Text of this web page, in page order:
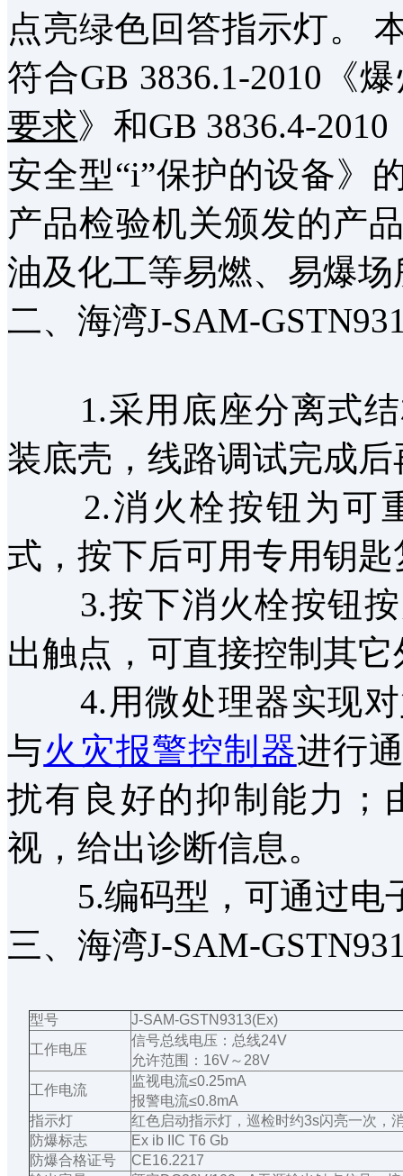
点亮绿色回答指示灯。
符合GB 3836.1-2010《
要求》和GB 3836.4-
安全型“i”保护的设备》
产品检验机关颁发的产
油及化工等易燃、易爆场
二、海湾J-SAM-
1.采用底座分离式结
装底壳，线路调试完成
2.消火栓按钮为可重
式，按下后可用专用钥匙
3.按下消火栓按钮按
出触点，可直接控制其
4.用微处理器实现对
与火灾报警控制器进行
扰有良好的抑制能力；
视，给出诊断信息。
5.编码型，可通过电
三、海湾J-SAM-
型号
J-SAM-GSTN9313(Ex)
工作电压
信号总线电压：总线24V
允许范围：16V～28V
工作电流
监视电流≤0.25mA
报警电流≤0.8mA
指示灯
红色启动指示灯，巡检时约3s闪亮一次，
防爆标志
Ex ib IIC T6 Gb
防爆合格证号
CE16.2217